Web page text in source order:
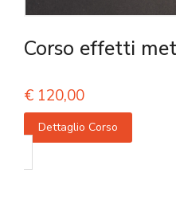
Corso effetti
€ 120,00
Dettaglio Corso